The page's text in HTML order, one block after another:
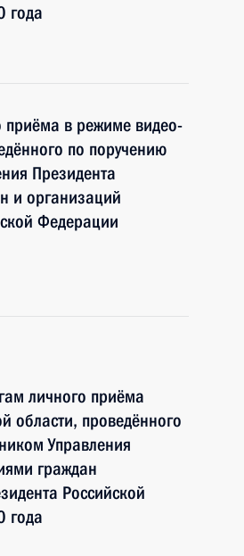
года
приёма в режиме видео-
по поручению
Президента
и организаций
Федерации
личного приёма
области, проведённого
Управления
граждан
Российской
года